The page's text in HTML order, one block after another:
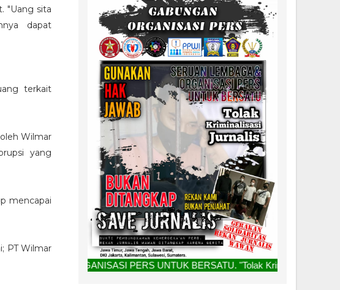
"Uang sita
dapat
terkait
Wilmar
yang
mencapai
PT Wilmar
& ORGANISASI PERS UNTUK BERSATU. "Tolak Kriminalisasi Jurnalis,